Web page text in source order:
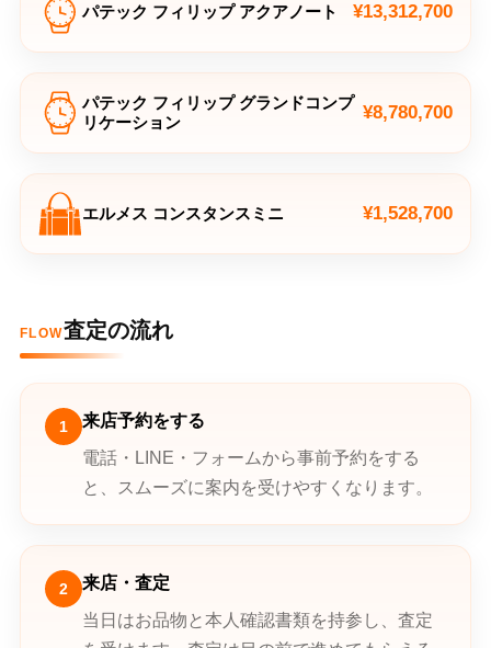
パテック フィリップ アクアノート ¥13,312,700
パテック フィリップ グランドコンプ
リケーション
¥8,780,700
エルメス コンスタンスミニ ¥1,528,700
FLOW査定の流れ
1
来店予約をする
電話・LINE・フォームから事前予約をする
と、スムーズに案内を受けやすくなります。
2
来店・査定
当日はお品物と本人確認書類を持参し、査定